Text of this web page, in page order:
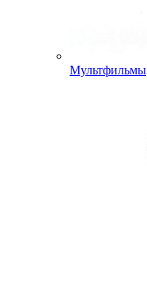
Мультфильмы